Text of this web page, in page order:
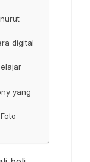
digital
yang